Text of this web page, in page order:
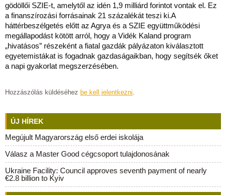
gödöllői SZIE-t, amelytől az idén 1,9 milliárd forintot vontak el. Ez
a finanszírozási forrásainak 21 százalékát teszi ki.A
háttérbeszélgetés előtt az Agrya és a SZIE együttműködési
megállapodást kötött arról, hogy a Vidék Kaland program
„hivatásos” részeként a fiatal gazdák pályázaton kiválasztott
egyetemistákat is fogadnak gazdaságaikban, hogy segítsék őket
a napi gyakorlat megszerzésében.
Hozzászólás küldéséhez be kell jelentkezni.
ÚJ HÍREK
Megújult Magyarország első erdei iskolája
Válasz a Master Good cégcsoport tulajdonosának
Ukraine Facility: Council approves seventh payment of nearly
€2.8 billion to Kyiv